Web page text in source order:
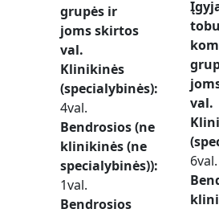
grupės ir
joms skirtos
val.
Klinikinės
(specialybinės)
4val.
Bendrosios (ne
klinikinės (ne
specialybinės))
1val.
Bendrosios
val.
6val.